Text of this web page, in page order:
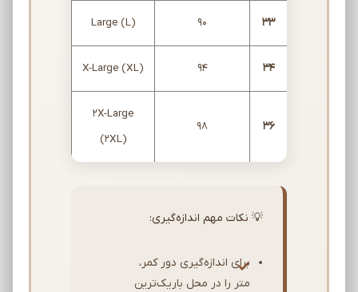
33
90
Large (L)
34
94
X-Large (XL)
36
98
2X-Large
(2XL)
💡 نکات مهم اندازه‌گیری:
برای اندازه‌گیری دور کمر،
متر را در محل باریک‌ترین